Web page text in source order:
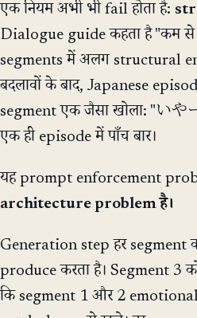
एक नियम अभी भी fail होता है:
Dialogue guide कहता है "कम
segments में अलग structural
बदलावों के बाद, Japanese
segment एक जैसा खोला: "い
एक ही episode में पाँच बार।
यह prompt enforcement
architecture problem है।
Generation step हर segment
produce करता है। Segment 3
कि segment 1 और 2